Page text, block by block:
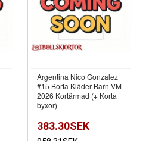
Argentina Nico Gonzalez
#15 Borta Kläder Barn VM
2026 Kortärmad (+ Korta
byxor)
383.30SEK